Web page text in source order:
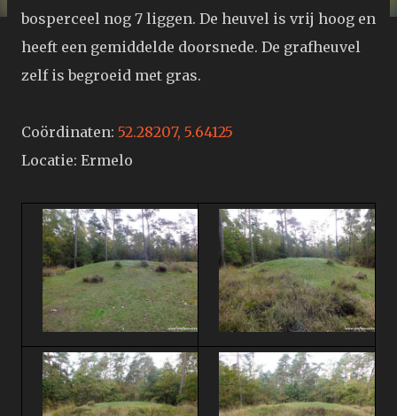
bosperceel nog 7 liggen. De heuvel is vrij hoog en
heeft een gemiddelde doorsnede. De grafheuvel
zelf is begroeid met gras.
Coördinaten: 52.28207, 5.64125
Locatie: Ermelo